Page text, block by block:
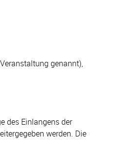
genannt),
des Einlangens der
werden. Die